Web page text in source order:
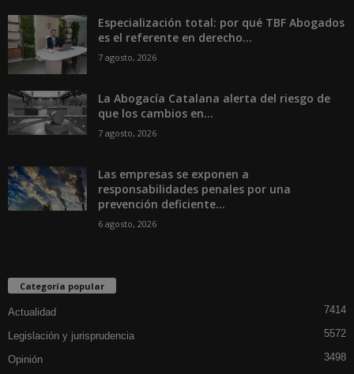
Especialización total: por qué TBF Abogados
es el referente en derecho...
7 agosto, 2026
La Abogacía Catalana alerta del riesgo de
que los cambios en...
7 agosto, 2026
Las empresas se exponen a
responsabilidades penales por una
prevención deficiente...
6 agosto, 2026
Categoría popular
Actualidad 7414
Legislación y jurisprudencia 5572
Opinión 3498